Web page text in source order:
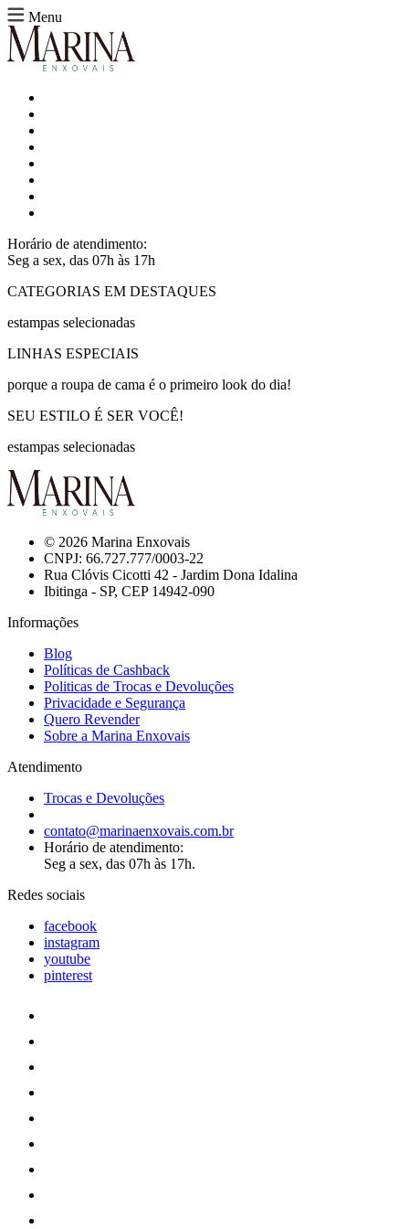
Menu
Horário de atendimento:
Seg a sex, das 07h às 17h
CATEGORIAS EM DESTAQUES
estampas selecionadas
LINHAS ESPECIAIS
porque a roupa de cama é o primeiro look do dia!
SEU ESTILO É SER VOCÊ!
estampas selecionadas
© 2026 Marina Enxovais
CNPJ: 66.727.777/0003-22
Rua Clóvis Cicotti 42 - Jardim Dona Idalina
Ibitinga - SP, CEP 14942-090
Informações
Blog
Políticas de Cashback
Politicas de Trocas e Devoluções
Privacidade e Segurança
Quero Revender
Sobre a Marina Enxovais
Atendimento
Trocas e Devoluções
contato@marinaenxovais.com.br
Horário de atendimento:
Seg a sex, das 07h às 17h.
Redes sociais
facebook
instagram
youtube
pinterest